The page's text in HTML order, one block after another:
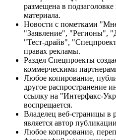
размещена в
материала.
Новости с пометками
"Заявление", "Регионы",
"Тест-драйв",
правах рекламы.
Раздел Спецпроекты
коммерческими
Любое копирование,
другое распространение
ссылку на "Интерфакс-
воспрещается.
Владелец веб-страницы в
является автор
Любое копирование,